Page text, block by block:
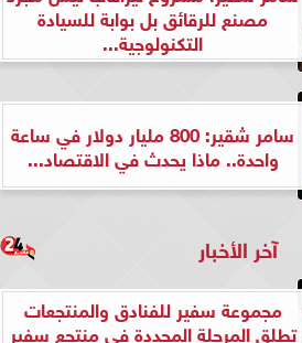
مصنع للرقائق بل بوابة للسيادة
التكنولوجية...
سامر شقير: 800 مليار دولار في ساعة
واحدة.. ماذا يحدث في الاقتصاد...
آخر الأخبار
مجموعة سفير للفنادق والمنتجعات
تطلق المرحلة المجددة في منتجع سفير